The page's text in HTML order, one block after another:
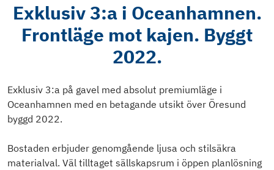
Exklusiv 3:a i Oceanhamnen.
Frontläge mot kajen. Byggt
2022.
Exklusiv 3:a på gavel med absolut premiumläge i
Oceanhamnen med en betagande utsikt över Öresund
byggd 2022.
Bostaden erbjuder genomgående ljusa och stilsäkra
materialval. Väl tilltaget sällskapsrum i öppen planlösning